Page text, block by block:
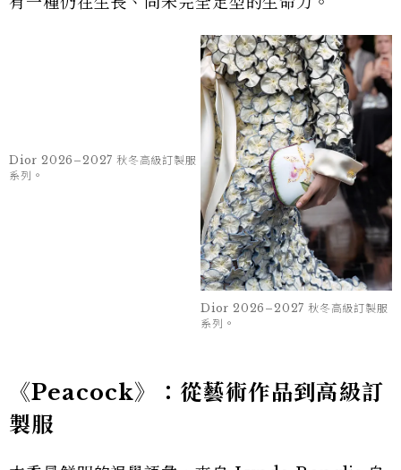
藝；作品中經常出現的 Chicken Wire（金屬鐵
絲網），則化作柔軟透明的銀色網紗，使原本堅硬
的材料，在服裝上呈現截然不同的輕盈質地。
Christian Dior 於 1947 年創造的經典 Bar
Jacket，透過細密百褶重新塑造輪廓；銀色箔片裙
裝隨步伐起伏，如熔岩般流動；皺褶絲質禮服與巨
大蝴蝶結，則共同構築出介於雕塑與服裝之間的曖
昧界線。Jonathan 並未直接複製 Lynda
Benglis 的作品，而是將她的材料語言重新轉譯為
Dior 高級訂製服。本季大量運用百褶、打結、扭
轉、垂墜與塑形等高級訂製工藝，讓每件作品都保
有一種仍在生長、尚未完全定型的生命力。